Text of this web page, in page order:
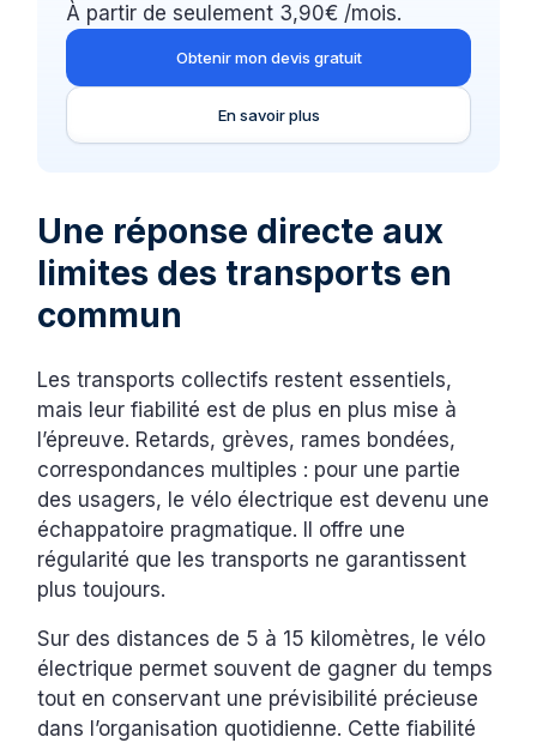
À partir de seulement 3,90€ /mois.
Obtenir mon devis gratuit
En savoir plus
Une réponse directe aux
limites des transports en
commun
Les transports collectifs restent essentiels,
mais leur fiabilité est de plus en plus mise à
l’épreuve. Retards, grèves, rames bondées,
correspondances multiples : pour une partie
des usagers, le vélo électrique est devenu une
échappatoire pragmatique. Il offre une
régularité que les transports ne garantissent
plus toujours.
Sur des distances de 5 à 15 kilomètres, le vélo
électrique permet souvent de gagner du temps
tout en conservant une prévisibilité précieuse
dans l’organisation quotidienne. Cette fiabilité